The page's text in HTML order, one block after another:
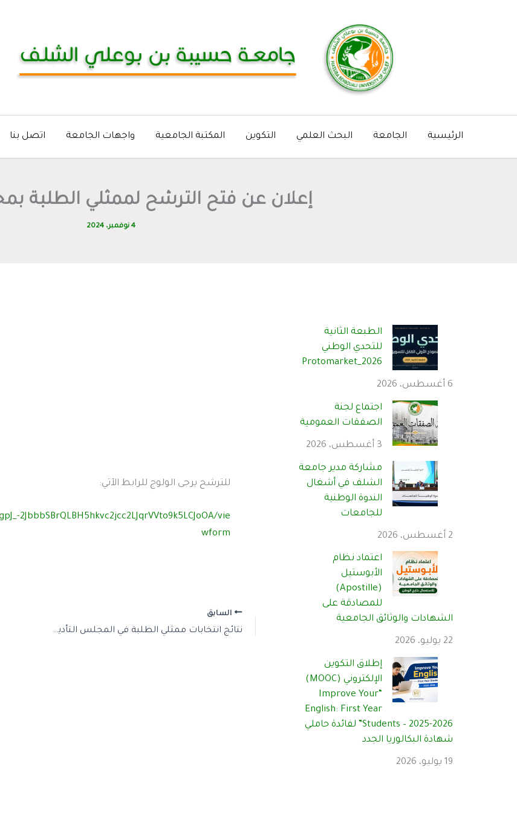
الرئيسية الجامعة البحث العلمي التكوين المكتبة الجامعية واجهات الجامعة اتصل بنا
إعلان عن فتح الترشح لممثلي الطلبة
4 نوفمبر، 2024
الطبعة الثانية
للتحدي الوطني
Protomarket_2026
6 أغسطس، 2026
اجتماع لجنة
الصفقات العمومية
3 أغسطس، 2026
مشاركة مدير جامعة
الشلف في أشغال
الندوة الوطنية
للجامعات
2 أغسطس، 2026
اعتماد نظام
الأبوستيل
(Apostille)
للمصادقة على
الشهادات والوثائق الجامعية
22 يوليو، 2026
إطلاق التكوين
الإلكتروني (MOOC)
“Improve Your
English: First Year
Students – 2025-2026” لفائدة حاملي
شهادة البكالوريا الجدد
19 يوليو، 2026
للترشح يرجى الولوج للرابط الآتي:
2JbbbSBrQLBH5hkvc2jcc2LJqrVVto9k5LCJoOA/vie
wform
السابق
نتائج انتخابات ممثلي الطلبة في المجلس التأديبي للجامعة